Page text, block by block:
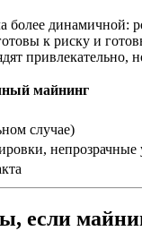
более динамичной:
к риску и
привлекательно,
майнинг
случае)
непрозрачные
если